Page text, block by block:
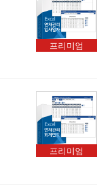
프리미엄
프리미엄